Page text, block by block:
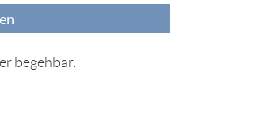
begehbar.